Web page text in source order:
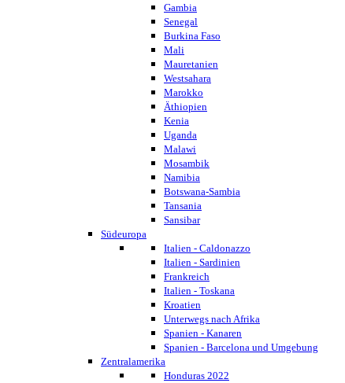
Gambia
Senegal
Burkina Faso
Mali
Mauretanien
Westsahara
Marokko
Äthiopien
Kenia
Uganda
Malawi
Mosambik
Namibia
Botswana-Sambia
Tansania
Sansibar
Südeuropa
Italien - Caldonazzo
Italien - Sardinien
Frankreich
Italien - Toskana
Kroatien
Unterwegs nach Afrika
Spanien - Kanaren
Spanien - Barcelona und Umgebung
Zentralamerika
Honduras 2022